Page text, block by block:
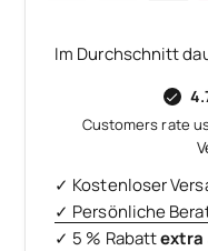
Im Durchschnitt
Customers rate
✓ Kostenloser
✓ Persönliche
✓ 5 % Rabattextra